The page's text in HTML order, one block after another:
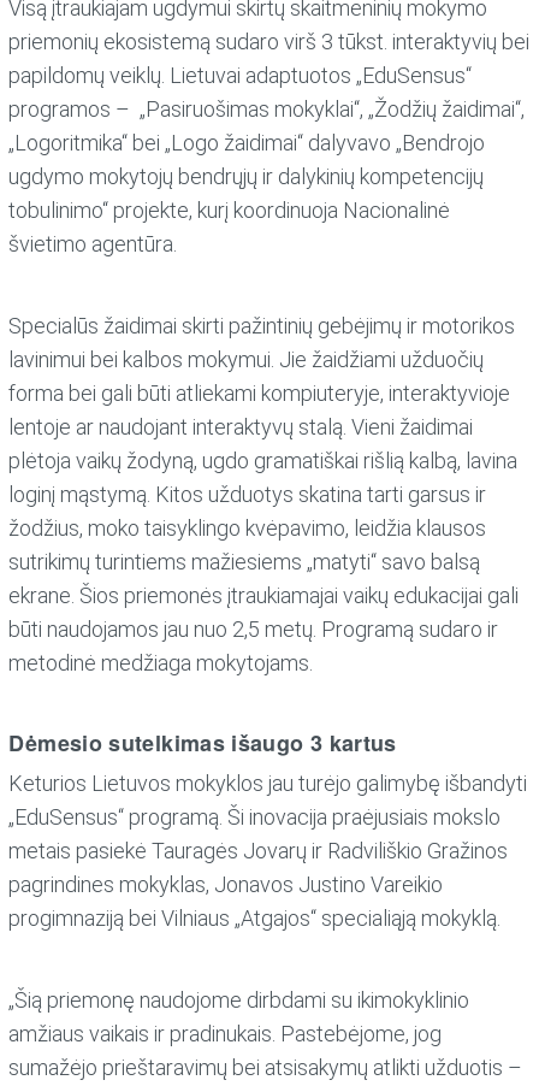
Visą įtraukiajam ugdymui skirtų skaitmeninių mokymo
priemonių ekosistemą sudaro virš 3 tūkst. interaktyvių bei
papildomų veiklų. Lietuvai adaptuotos „EduSensus“
programos – „Pasiruošimas mokyklai“, „Žodžių žaidimai“,
„Logoritmika“ bei „Logo žaidimai“ dalyvavo „Bendrojo
ugdymo mokytojų bendrųjų ir dalykinių kompetencijų
tobulinimo“ projekte, kurį koordinuoja Nacionalinė
švietimo agentūra.
Specialūs žaidimai skirti pažintinių gebėjimų ir motorikos
lavinimui bei kalbos mokymui. Jie žaidžiami užduočių
forma bei gali būti atliekami kompiuteryje, interaktyvioje
lentoje ar naudojant interaktyvų stalą. Vieni žaidimai
plėtoja vaikų žodyną, ugdo gramatiškai rišlią kalbą, lavina
loginį mąstymą. Kitos užduotys skatina tarti garsus ir
žodžius, moko taisyklingo kvėpavimo, leidžia klausos
sutrikimų turintiems mažiesiems „matyti“ savo balsą
ekrane. Šios priemonės įtraukiamajai vaikų edukacijai gali
būti naudojamos jau nuo 2,5 metų. Programą sudaro ir
metodinė medžiaga mokytojams.
Dėmesio sutelkimas išaugo 3 kartus
Keturios Lietuvos mokyklos jau turėjo galimybę išbandyti
„EduSensus“ programą. Ši inovacija praėjusiais mokslo
metais pasiekė Tauragės Jovarų ir Radviliškio Gražinos
pagrindines mokyklas, Jonavos Justino Vareikio
progimnaziją bei Vilniaus „Atgajos“ specialiąją mokyklą.
„Šią priemonę naudojome dirbdami su ikimokyklinio
amžiaus vaikais ir pradinukais. Pastebėjome, jog
sumažėjo prieštaravimų bei atsisakymų atlikti užduotis –